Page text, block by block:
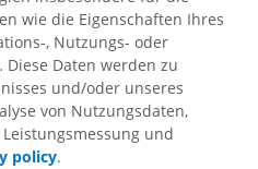
MRT
PREMIUM
MRT
PREMIUM
wie die Eigenschaften Ihres
, Nutzungs- oder
Daten werden zu
und/oder unseres
von Nutzungsdaten,
und
policy.